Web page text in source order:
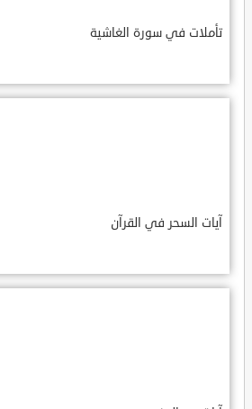
تأملات في سورة الغاشية
آيات السحر في القرآن